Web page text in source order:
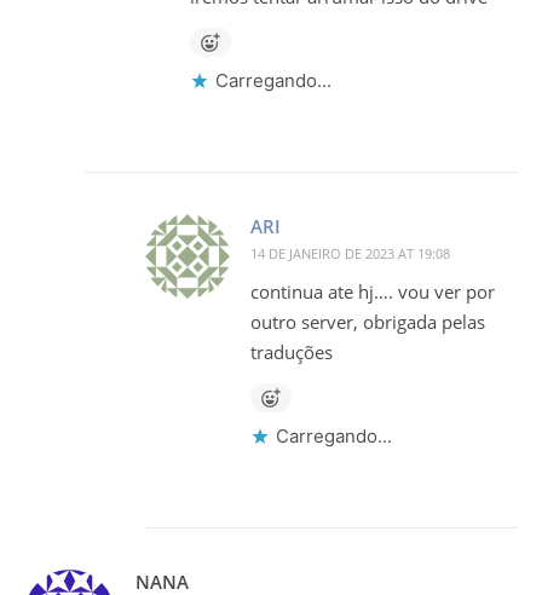
Carregando...
ARI
14 DE JANEIRO DE 2023 AT 19:08
continua ate hj…. vou ver por
outro server, obrigada pelas
traduções
Carregando...
NANA